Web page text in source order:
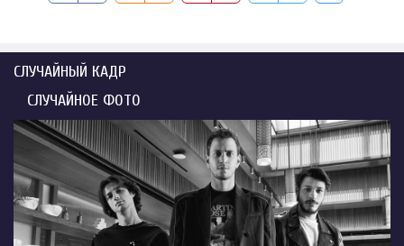
СЛУЧАЙНЫЙ КАДР
СЛУЧАЙНОЕ ФОТО